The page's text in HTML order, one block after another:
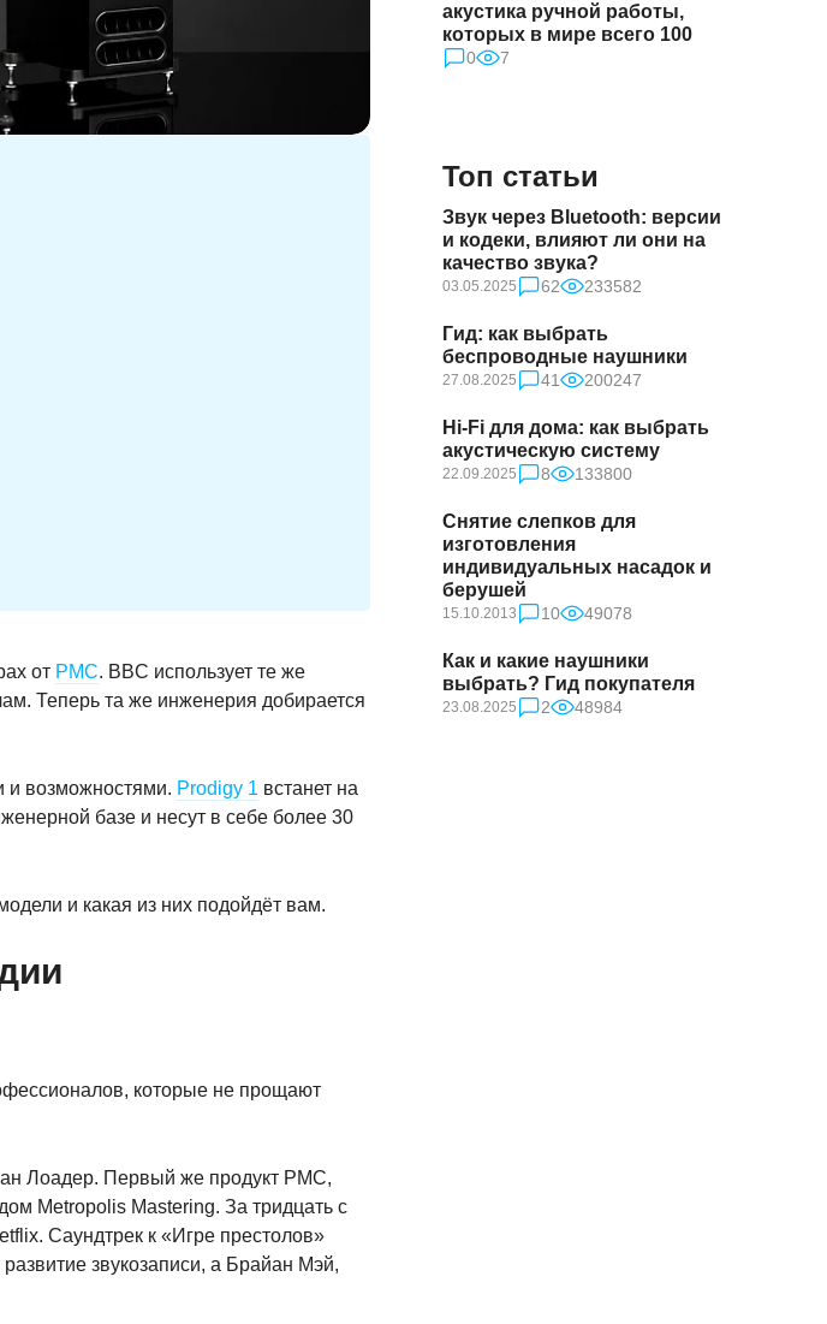
от PMC. BBC использует те же
Теперь та же инженерия добирается
и возможностями. Prodigy 1 встанет на
базе и несут в себе более 30
и какая из них подойдёт вам.
которые не прощают
Лоадер. Первый же продукт PMC,
Metropolis Mastering. За тридцать с
Саундтрек к «Игре престолов»
звукозаписи, а Брайан Мэй,
акустика ручной работы,
которых в мире всего 100
0 7
Топ статьи
Звук через Bluetooth: версии
и кодеки, влияют ли они на
качество звука?
03.05.2025 62 233582
Гид: как выбрать
беспроводные наушники
27.08.2025 41 200247
Hi-Fi для дома: как выбрать
акустическую систему
22.09.2025 8 133800
Снятие слепков для
изготовления
индивидуальных насадок и
берушей
15.10.2013 10 49078
Как и какие наушники
выбрать? Гид покупателя
23.08.2025 2 48984